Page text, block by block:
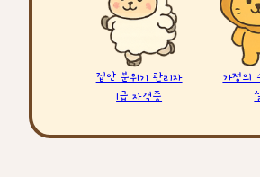
집안 분위기 관리자
1급 자격증
가정의